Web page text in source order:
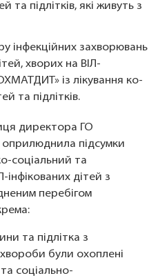
та підлітків, які живуть з
інфекційних захворювань
хворих на ВІЛ-
із лікування ко-
та підлітків.
директора ГО
підсумки
соціальний та
інфікованих дітей з
перебігом
та підлітка з
були охоплені
соціально-